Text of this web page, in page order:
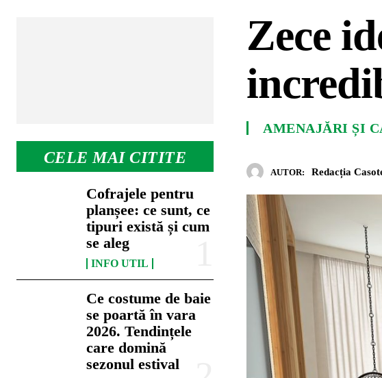
CELE MAI CITITE
Cofrajele pentru
planșee: ce sunt, ce
tipuri există și cum
se aleg
INFO UTIL
Ce costume de baie
se poartă în vara
2026. Tendințele
care domină
sezonul estival
Zece
AMENAJĂRI ȘI
AUTOR: Redacția